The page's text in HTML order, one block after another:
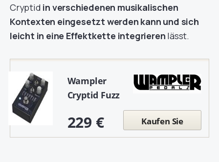
Cryptid in verschiedenen musikalischen
Kontexten eingesetzt werden kann und sich
leicht in eine Effektkette integrieren lässt.
Wampler
Cryptid Fuzz
229 € Kaufen Sie